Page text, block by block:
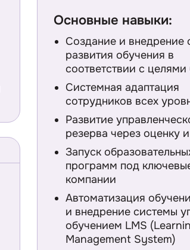
Основные навыки:
Создание и внедрение
развития обучения в
соответствии с целями
Системная адаптация
сотрудников всех
Развитие
резерва через оценку
Запуск
программ под
компании
Автоматизация
и внедрение системы
обучением LMS
Management System)